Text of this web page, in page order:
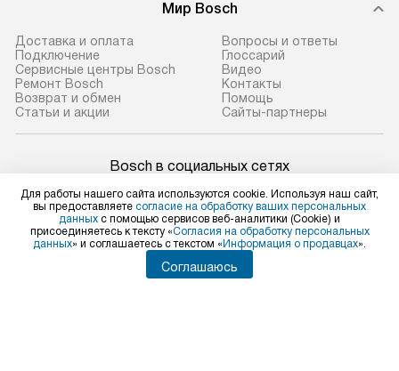
Мир Bosch
Доставка и оплата
Подключение
Сервисные центры Bosch
Ремонт Bosch
Возврат и обмен
Статьи и акции
Вопросы и ответы
Глоссарий
Видео
Контакты
Помощь
Сайты-партнеры
Bosch в социальных сетях
Для физических лиц
shop@bosch-centre.ru
Для юридических лиц
Для работы нашего сайта используются cookie. Используя наш сайт,
вы предоставляете согласие на обработку ваших персональных
данных с помощью сервисов веб-аналитики (Cookie) и
присоединяетесь к тексту «Согласия на обработку персональных
данных» и соглашаетесь с текстом « Информация о продавцах».
Соглашаюсь